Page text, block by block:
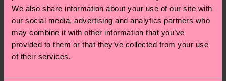
We also share information about your use of our site with
our social media, advertising and analytics partners who
may combine it with other information that you’ve
provided to them or that they’ve collected from your use
of their services.
Hilfebereich im Artikel Retouren findest du die
am häufigsten gestellten Fragen.